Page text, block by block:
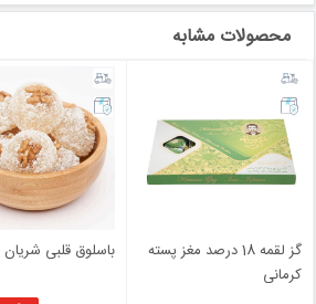
محصولات مشابه
گز لقمه 18 درصد مغز پسته
کرمانی
باسلوق قلبی شریان